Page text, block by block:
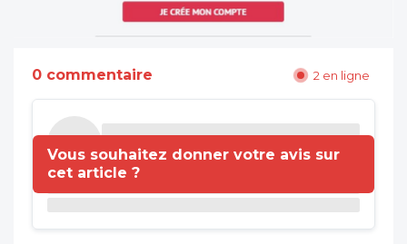
0 commentaire 2 en ligne
Vous souhaitez donner votre avis sur
cet article ?